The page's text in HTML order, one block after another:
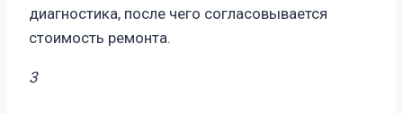
диагностика, после чего согласовывается
стоимость ремонта.
3